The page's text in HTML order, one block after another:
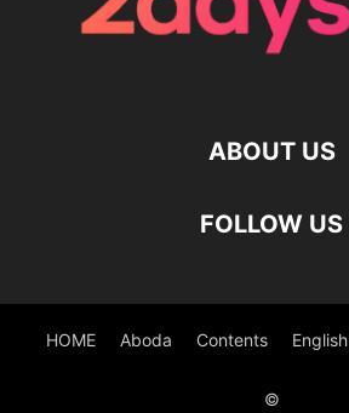
ABOUT US
FOLLOW US
HOME Aboda Contents English
©